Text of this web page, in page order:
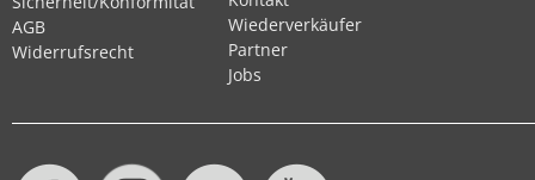
AGB
Widerrufsrecht
Wiederverkäufer
Partner
Jobs